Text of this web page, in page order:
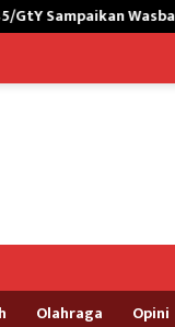
kepada Siswa SDN
Olahraga Opini